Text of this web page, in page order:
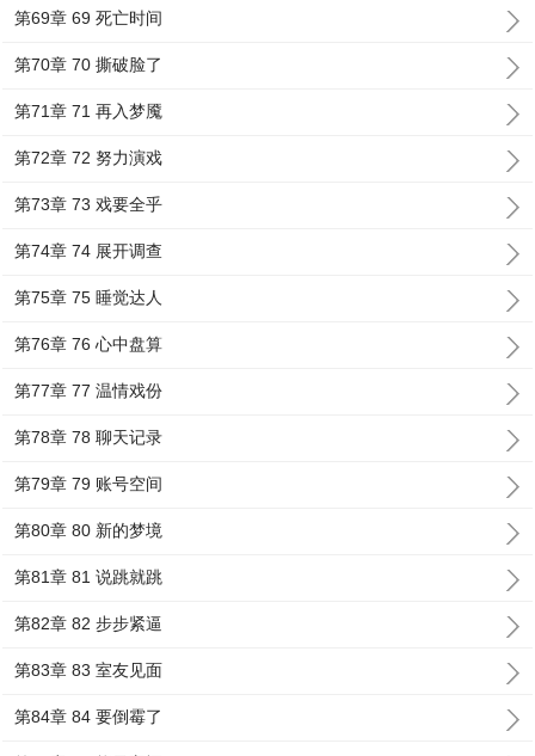
第69章 69 死亡时间
第70章 70 撕破脸了
第71章 71 再入梦魇
第72章 72 努力演戏
第73章 73 戏要全乎
第74章 74 展开调查
第75章 75 睡觉达人
第76章 76 心中盘算
第77章 77 温情戏份
第78章 78 聊天记录
第79章 79 账号空间
第80章 80 新的梦境
第81章 81 说跳就跳
第82章 82 步步紧逼
第83章 83 室友见面
第84章 84 要倒霉了